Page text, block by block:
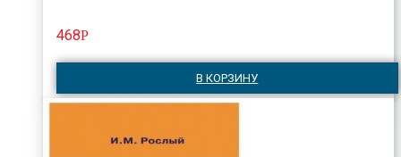
468Р
В КОРЗИНУ